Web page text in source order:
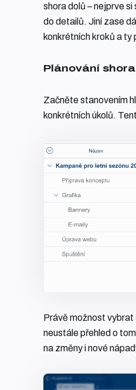
shora dolů – nejprve
do detailů. Jiní zase
konkrétních kroků a ty
Plánování
Začněte stanovením
konkrétních úkolů.
Právě možnost
neustále přehled o
na změny i nové